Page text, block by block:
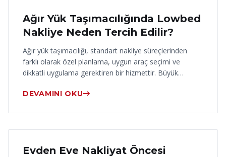
17 Haziran 2026
Ağır Yük Taşımacılığında Lowbed
Nakliye Neden Tercih Edilir?
Ağır yük taşımacılığı, standart nakliye süreçlerinden
farklı olarak özel planlama, uygun araç seçimi ve
dikkatli uygulama gerektiren bir hizmettir. Büyük…
DEVAMINI OKU
16 Haziran 2026
Evden Eve Nakliyat Öncesi